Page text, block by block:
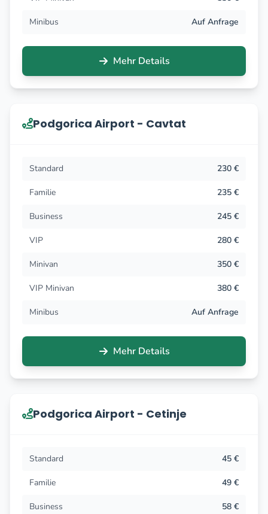
Minibus Auf Anfrage
Mehr Details
Podgorica Airport - Cavtat
Standard 230 €
Familie 235 €
Business 245 €
VIP 280 €
Minivan 350 €
VIP Minivan 380 €
Minibus Auf Anfrage
Mehr Details
Podgorica Airport - Cetinje
Standard 45 €
Familie 49 €
Business 58 €